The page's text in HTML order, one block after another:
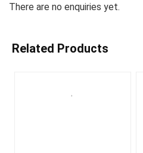
There are no enquiries yet.
Related Products